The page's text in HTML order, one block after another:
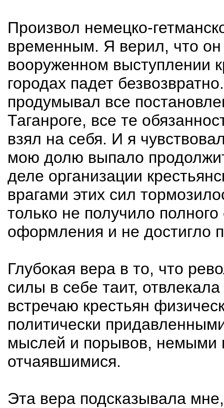
Произвол немецко-
временным. Я верил, что
вооруженном выступлении
городах падет
продумывал все
Таганроге, все те
взял на себя. И я
мою долю выпало
деле организации
врагами этих сил
только не получило
оформления и не достигло
Глубокая вера в то, что
силы в себе таит,
встречаю крестьян
политически
мыслей и порывов, немыми
отчаявшимися.
Эта вера подсказывала